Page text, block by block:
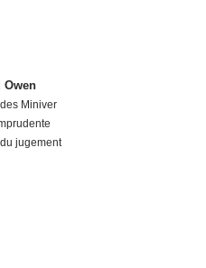
Owen
Miniver
jugement